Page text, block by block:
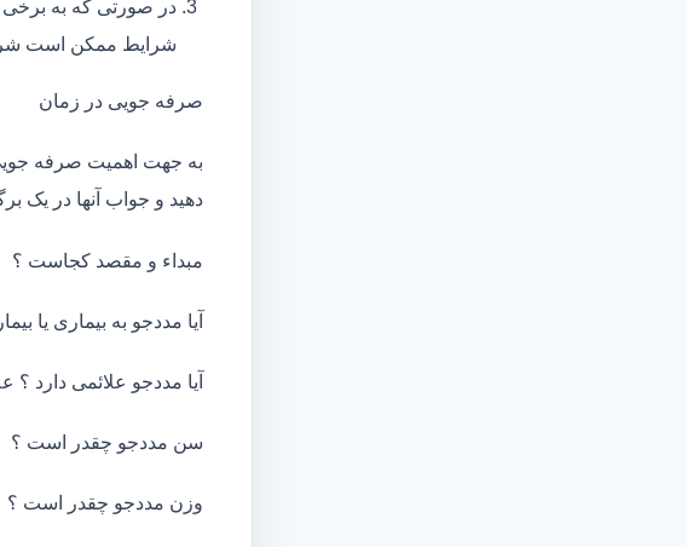
در صورتی که به برخی
شرایط ممکن است
صرفه جویی در زمان
به جهت اهمیت صرفه
دهید و جواب آنها در یک
مبداء و مقصد کجاست ؟
آیا مددجو به بیماری یا
آیا مددجو علائمی دارد
سن مددجو چقدر است ؟
وزن مددجو چقدر است ؟